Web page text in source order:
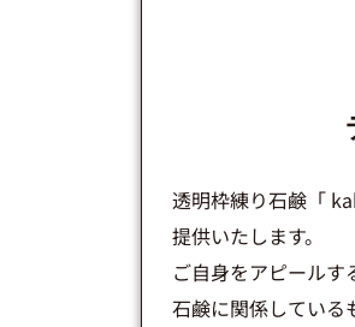
透明枠練り石鹸「
提供いたします。
ご自身をアピールす
石鹸に関係している